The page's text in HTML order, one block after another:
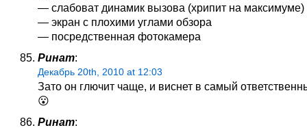
— слабоват динамик вызова (хрипит на максимуме)
— экран с плохими углами обзора
— посредственная фотокамера
Ринат:
Декабрь 20th, 2010 at 12:03
Зато он глючит чаще, и виснет в самый
😮
Ринат: